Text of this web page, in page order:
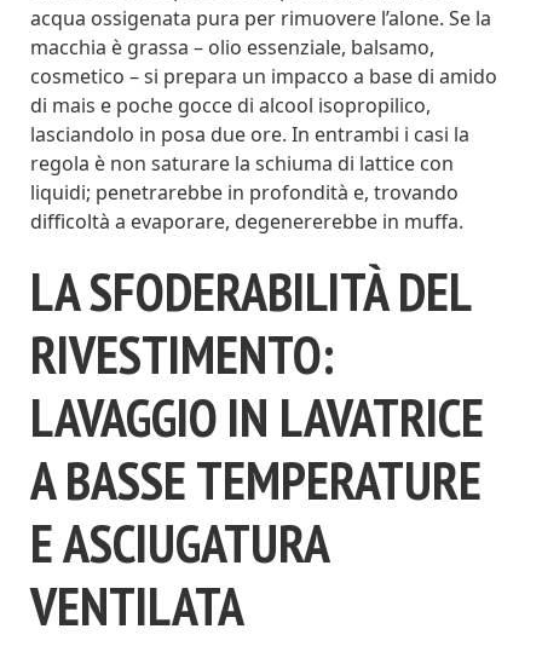
acqua ossigenata pura per rimuovere l’alone. Se la
macchia è grassa – olio essenziale, balsamo,
cosmetico – si prepara un impacco a base di amido
di mais e poche gocce di alcool isopropilico,
lasciandolo in posa due ore. In entrambi i casi la
regola è non saturare la schiuma di lattice con
liquidi; penetrarebbe in profondità e, trovando
difficoltà a evaporare, degenererebbe in muffa.
LA SFODERABILITÀ DEL
RIVESTIMENTO:
LAVAGGIO IN LAVATRICE
A BASSE TEMPERATURE
E ASCIUGATURA
VENTILATA